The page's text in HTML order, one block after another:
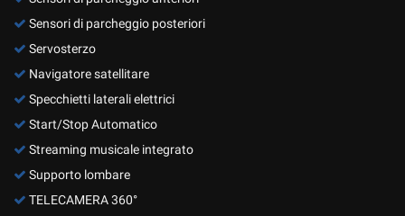
Sensori di parcheggio posteriori
Servosterzo
Navigatore satellitare
Specchietti laterali elettrici
Start/Stop Automatico
Streaming musicale integrato
Supporto lombare
TELECAMERA 360°